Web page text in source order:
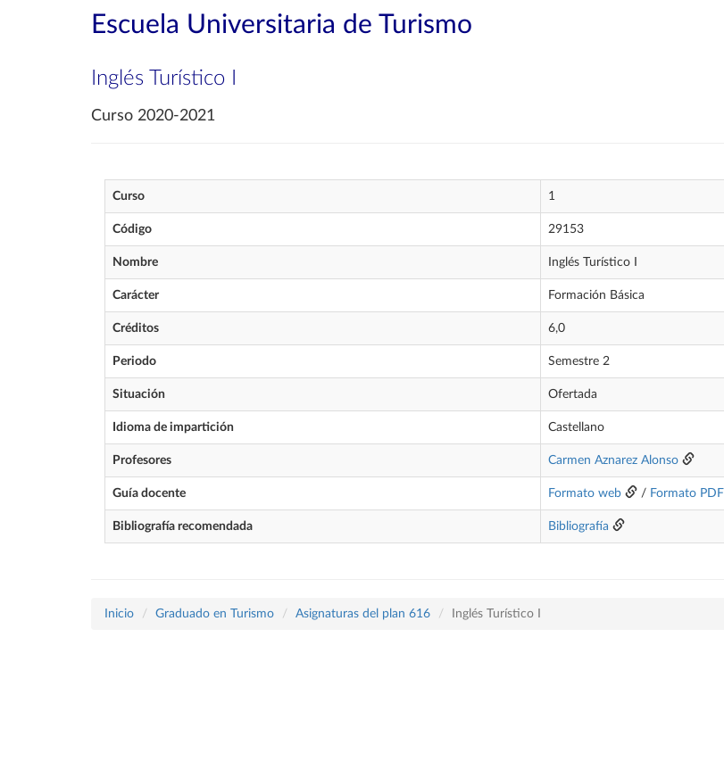
Escuela Universitaria de Turismo
Inglés Turístico I
Curso 2020-2021
Curso 1
Código 29153
Nombre Inglés Turístico I
Carácter Formación Básica
Créditos 6,0
Periodo Semestre 2
Situación Ofertada
Idioma de impartición Castellano
Profesores Carmen Aznarez Alonso
Guía docente Formato web / Formato PDF
Bibliografía recomendada Bibliografía
Inicio Graduado en Turismo Asignaturas del plan 616 Inglés Turístico I